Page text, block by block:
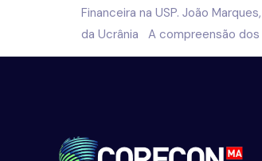
Financeira na USP. João
da Ucrânia A compreensão